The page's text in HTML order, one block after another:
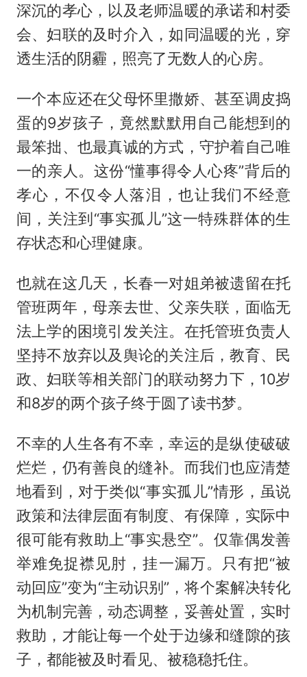
深沉的孝心，以及老师温暖的承诺和村委
会、妇联的及时介入，如同温暖的光，穿
透生活的阴霾，照亮了无数人的心房。
一个本应还在父母怀里撒娇、甚至调皮捣
蛋的9岁孩子，竟然默默用自己能想到的
最笨拙、也最真诚的方式，守护着自己唯
一的亲人。这份“懂事得令人心疼”背后的
孝心，不仅令人落泪，也让我们不经意
间，关注到“事实孤儿”这一特殊群体的生
存状态和心理健康。
也就在这几天，长春一对姐弟被遗留在托
管班两年，母亲去世、父亲失联，面临无
法上学的困境引发关注。在托管班负责人
坚持不放弃以及舆论的关注后，教育、民
政、妇联等相关部门的联动努力下，10岁
和8岁的两个孩子终于圆了读书梦。
不幸的人生各有不幸，幸运的是纵使破破
烂烂，仍有善良的缝补。而我们也应清楚
地看到，对于类似“事实孤儿”情形，虽说
政策和法律层面有制度、有保障，实际中
很可能有救助上“事实悬空”。仅靠偶发善
举难免捉襟见肘，挂一漏万。只有把“被
动回应”变为“主动识别”，将个案解决转化
为机制完善，动态调整，妥善处置，实时
救助，才能让每一个处于边缘和缝隙的孩
子，都能被及时看见、被稳稳托住。